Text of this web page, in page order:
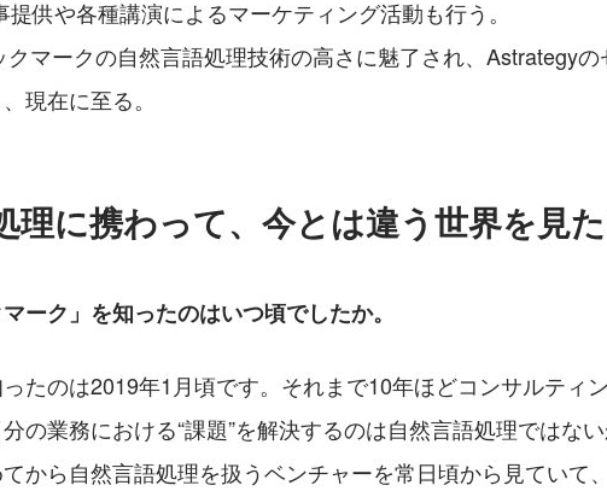
供や各種講演によるマーケティング活動も行う。
マークの自然言語処理技術の高さに魅了され、Astrategyの
現在に至る。
理に携わって、今とは違う世界を見
ク」を知ったのはいつ頃でしたか。
たのは2019年1月頃です。それまで10年ほどコンサルティ
の業務における“課題”を解決するのは自然言語処理ではな
から自然言語処理を扱うベンチャーを常日頃から見ていて